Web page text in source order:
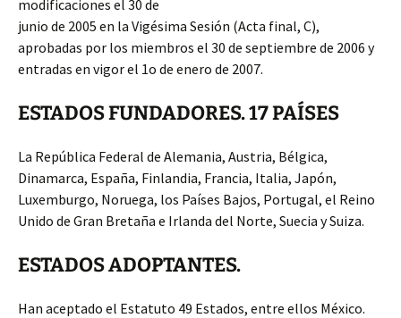
modificaciones el 30 de
junio de 2005 en la Vigésima Sesión (Acta final, C),
aprobadas por los miembros el 30 de septiembre de 2006 y
entradas en vigor el 1o de enero de 2007.
ESTADOS FUNDADORES. 17 PAÍSES
La República Federal de Alemania, Austria, Bélgica,
Dinamarca, España, Finlandia, Francia, Italia, Japón,
Luxemburgo, Noruega, los Países Bajos, Portugal, el Reino
Unido de Gran Bretaña e Irlanda del Norte, Suecia y Suiza.
ESTADOS ADOPTANTES.
Han aceptado el Estatuto 49 Estados, entre ellos México.